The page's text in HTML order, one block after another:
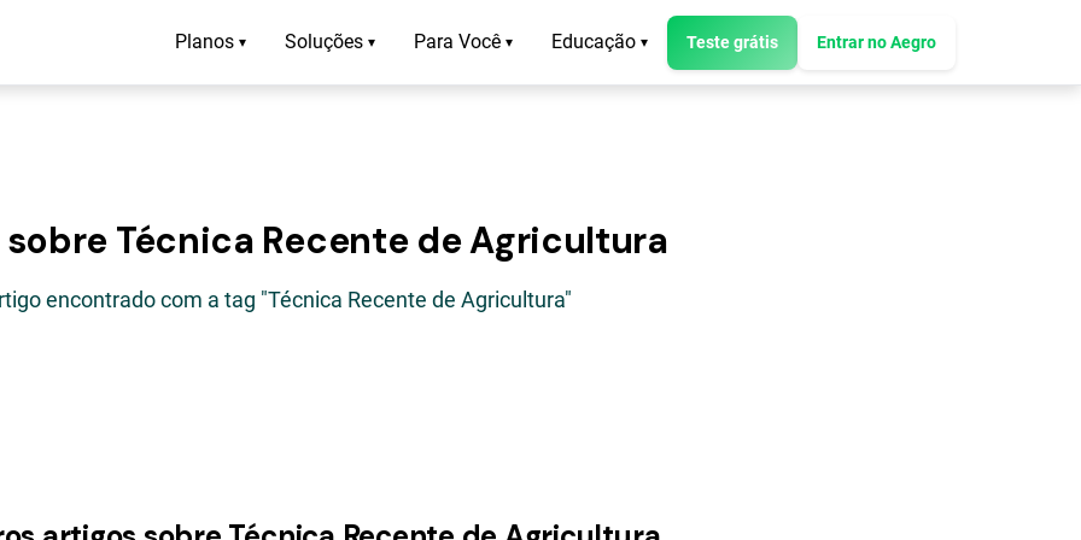
Planos ▾ Soluções ▾ Para Você ▾ Educação ▾ Teste grátis Entrar no Aegro
Técnica Recente de Agricultura
encontrado com a tag "Técnica Recente de Agricultura"